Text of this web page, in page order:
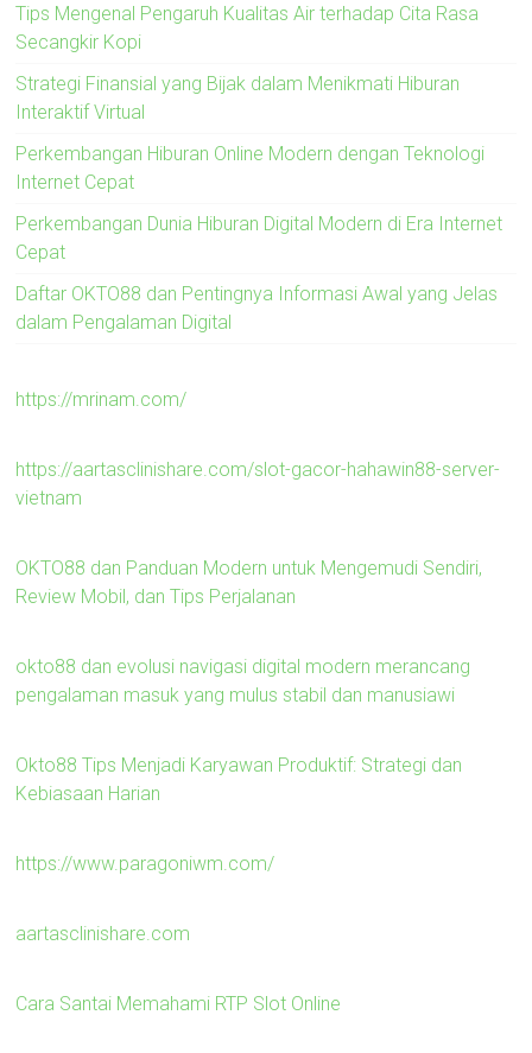
Tips Mengenal Pengaruh Kualitas Air terhadap Cita Rasa
Secangkir Kopi
Strategi Finansial yang Bijak dalam Menikmati Hiburan
Interaktif Virtual
Perkembangan Hiburan Online Modern dengan Teknologi
Internet Cepat
Perkembangan Dunia Hiburan Digital Modern di Era Internet
Cepat
Daftar OKTO88 dan Pentingnya Informasi Awal yang Jelas
dalam Pengalaman Digital
https://mrinam.com/
https://aartasclinishare.com/slot-gacor-hahawin88-server-
vietnam
OKTO88 dan Panduan Modern untuk Mengemudi Sendiri,
Review Mobil, dan Tips Perjalanan
okto88 dan evolusi navigasi digital modern merancang
pengalaman masuk yang mulus stabil dan manusiawi
Okto88 Tips Menjadi Karyawan Produktif: Strategi dan
Kebiasaan Harian
https://www.paragoniwm.com/
aartasclinishare.com
Cara Santai Memahami RTP Slot Online